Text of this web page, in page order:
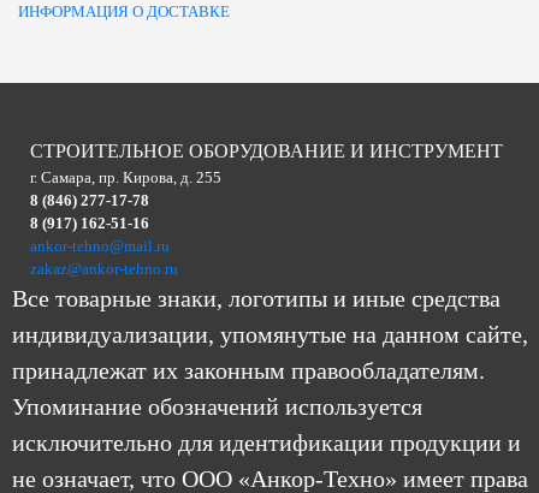
ИНФОРМАЦИЯ О ДОСТАВКЕ
СТРОИТЕЛЬНОЕ ОБОРУДОВАНИЕ И ИНСТРУМЕНТ
г. Самара, пр. Кирова, д. 255
8 (846) 277-17-78
8 (917) 162-51-16
ankor-tehno@mail.ru
zakaz@ankor-tehno.ru
Все товарные знаки, логотипы и иные средства
индивидуализации, упомянутые на данном сайте,
принадлежат их законным правообладателям.
Упоминание обозначений используется
исключительно для идентификации продукции и
не означает, что ООО «Анкор-Техно» имеет права